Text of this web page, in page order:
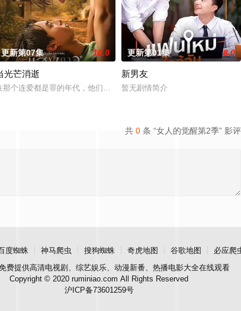
播Thi追捕神秘玩家Zo，后者竟屡次击败他。一场原本只为猎杀对手的
更新第07集 10.0
光芒消逝
那个连爱都是罪的年代，他们选择了彼此。 1976年10月6日清晨，泰
更新第01集 8.0
新男友
暂无剧情简介
共 0 条 “女人的觉醒第2季” 影评
度蜘蛛 神马爬虫 搜狗蜘蛛 奇虎地图 谷歌地图
必应爬
费提供高清电视剧、综艺娱乐、动漫新番、热播电影大全在线观看
Copyright © 2020 ruminiao.com All Rights Reserved
沪ICP备73601259号